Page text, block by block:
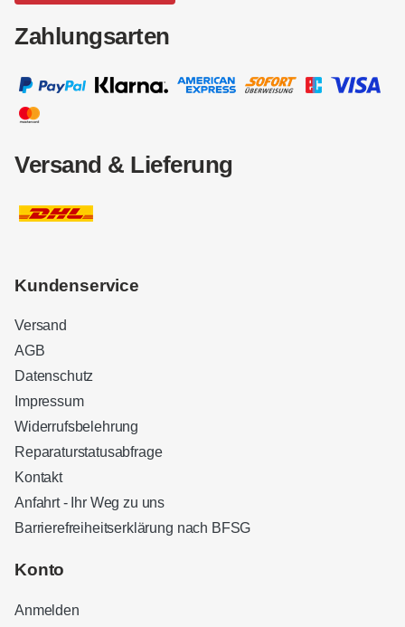
Zahlungsarten
Versand & Lieferung
Kundenservice
Versand
AGB
Datenschutz
Impressum
Widerrufsbelehrung
Reparaturstatusabfrage
Kontakt
Anfahrt - Ihr Weg zu uns
Barrierefreiheitserklärung nach BFSG
Konto
Anmelden
Kundenbewertungen und Erfahrungen zu